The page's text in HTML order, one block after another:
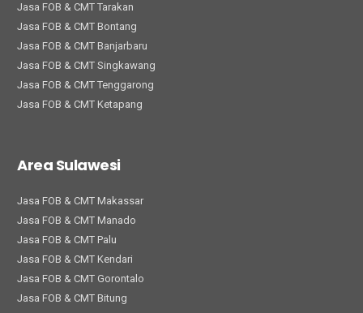
Jasa FOB & CMT Tarakan
Jasa FOB & CMT Bontang
Jasa FOB & CMT Banjarbaru
Jasa FOB & CMT Singkawang
Jasa FOB & CMT Tenggarong
Jasa FOB & CMT Ketapang
Area Sulawesi
Jasa FOB & CMT Makassar
Jasa FOB & CMT Manado
Jasa FOB & CMT Palu
Jasa FOB & CMT Kendari
Jasa FOB & CMT Gorontalo
Jasa FOB & CMT Bitung